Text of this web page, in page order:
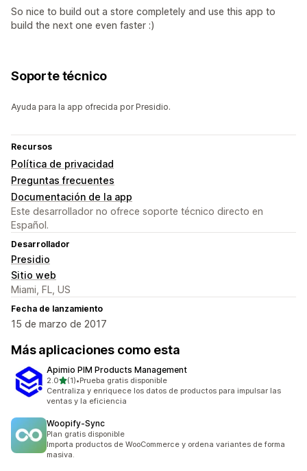
So nice to build out a store completely and use this app to
build the next one even faster :)
Soporte técnico
Ayuda para la app ofrecida por Presidio.
Recursos
Política de privacidad
Preguntas frecuentes
Documentación de la app
Este desarrollador no ofrece soporte técnico directo en
Español.
Desarrollador
Presidio
Sitio web
Miami, FL, US
Fecha de lanzamiento
15 de marzo de 2017
Más aplicaciones como esta
Apimio PIM Products Management
2.0de 5 estrellas
(1)
1 reseñas en total
•Prueba gratis disponible
Centraliza y enriquece los datos de productos para impulsar las
ventas y la eficiencia
Woopify‑Sync
Plan gratis disponible
Importa productos de WooCommerce y ordena variantes de forma
masiva.